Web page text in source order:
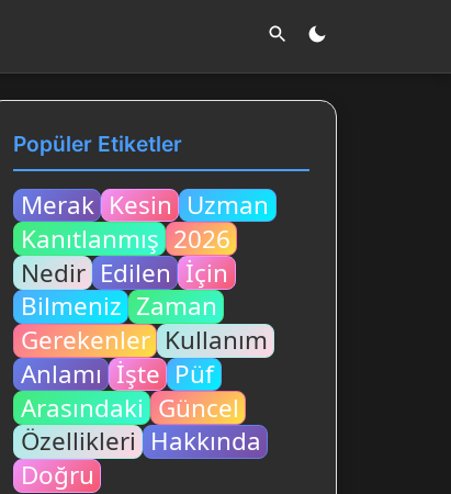
Popüler Etiketler
Merak Kesin Uzman
Kanıtlanmış 2026
Nedir Edilen İçin
Bilmeniz Zaman
Gerekenler Kullanım
Anlamı İşte Püf
Arasındaki Güncel
Özellikleri Hakkında
Doğru